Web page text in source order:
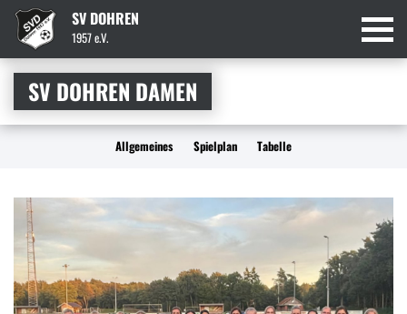
SV DOHREN
1957 e.V.
SV DOHREN DAMEN
Allgemeines Spielplan Tabelle